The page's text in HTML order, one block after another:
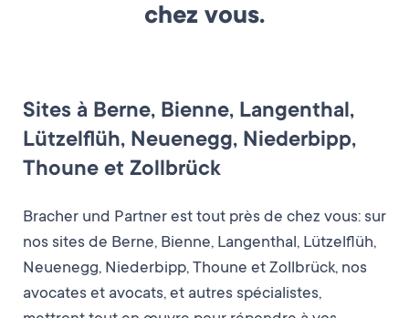
chez vous.
Sites à Berne, Bienne, Langenthal,
Lützelflüh, Neuenegg, Niederbipp,
Thoune et Zollbrück
Bracher und Partner est tout près de chez vous: sur
nos sites de Berne, Bienne, Langenthal, Lützelflüh,
Neuenegg, Niederbipp, Thoune et Zollbrück, nos
avocates et avocats, et autres spécialistes,